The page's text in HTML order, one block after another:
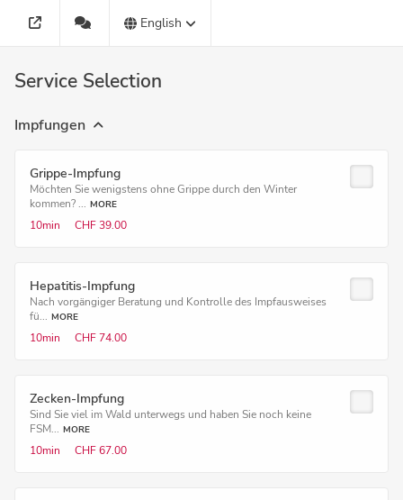
English
Service Selection
Impfungen
Grippe-Impfung
Möchten Sie wenigstens ohne Grippe durch den Winter
kommen? ... MORE
10min CHF 39.00
Hepatitis-Impfung
Nach vorgängiger Beratung und Kontrolle des Impfausweises
fü... MORE
10min CHF 74.00
Zecken-Impfung
Sind Sie viel im Wald unterwegs und haben Sie noch keine
FSM... MORE
10min CHF 67.00